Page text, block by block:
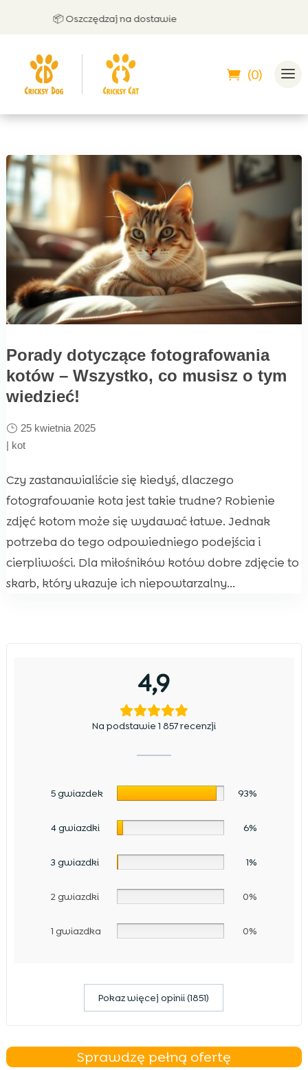
📦 Oszczędzaj na dostawie
(0)
Porady dotyczące fotografowania
kotów – Wszystko, co musisz o tym
wiedzieć!
25 kwietnia 2025
| kot
Czy zastanawialiście się kiedyś, dlaczego
fotografowanie kota jest takie trudne? Robienie
zdjęć kotom może się wydawać łatwe. Jednak
potrzeba do tego odpowiedniego podejścia i
cierpliwości. Dla miłośników kotów dobre zdjęcie to
skarb, który ukazuje ich niepowtarzalny...
4,9
Na podstawie 1 857 recenzji
5 gwiazdek 93%
4 gwiazdki 6%
3 gwiazdki 1%
2 gwiazdki 0%
1 gwiazdka 0%
Pokaz więcej opinii (1851)
Sprawdzę pełną ofertę